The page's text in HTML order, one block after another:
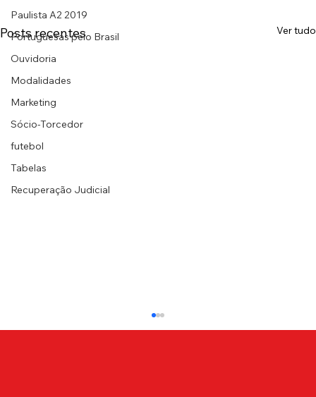
Paulista A2 2019
Portuguesas pelo Brasil
Ouvidoria
Modalidades
Marketing
Sócio-Torcedor
futebol
Tabelas
Recuperação Judicial
Posts recentes Ver tudo